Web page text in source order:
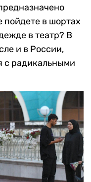
пойдете в шортах
в театр? В
и в России,
с радикальными